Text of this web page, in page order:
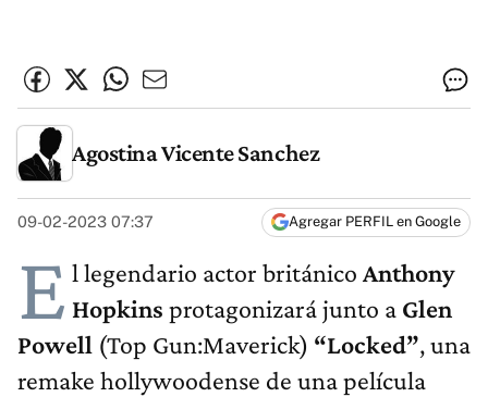
Agostina Vicente Sanchez
09-02-2023 07:37 Agregar PERFIL en Google
E l legendario actor británico Anthony
Hopkins protagonizará junto a Glen
Powell (Top Gun:Maverick) “Locked”, una
remake hollywoodense de una película